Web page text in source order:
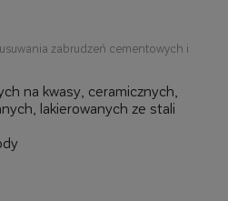
zabrudzeń cementowych i
na kwasy, ceramicznych,
lakierowanych ze stali